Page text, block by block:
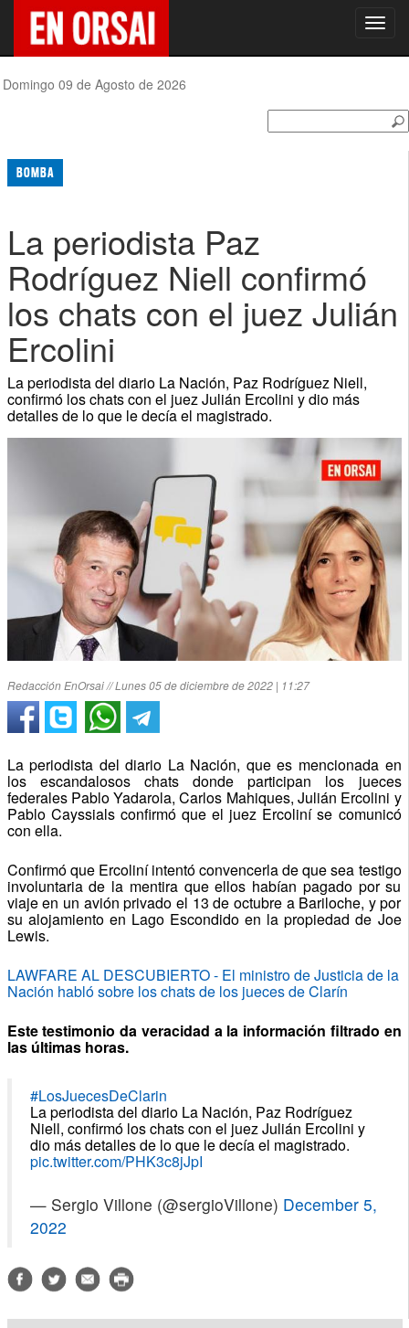
Domingo 09 de Agosto de 2026
BOMBA
La periodista Paz
Rodríguez Niell confirmó
los chats con el juez Julián
Ercolini
La periodista del diario La Nación, Paz Rodríguez Niell,
confirmó los chats con el juez Julián Ercolini y dio más
detalles de lo que le decía el magistrado.
Redacción EnOrsai // Lunes 05 de diciembre de 2022 | 11:27
La periodista del diario La Nación, que es mencionada en
los escandalosos chats donde participan los jueces
federales Pablo Yadarola, Carlos Mahiques, Julián Ercolini y
Pablo Cayssials confirmó que el juez Ercoliní se comunicó
con ella.
Confirmó que Ercoliní intentó convencerla de que sea testigo
involuntaria de la mentira que ellos habían pagado por su
viaje en un avión privado el 13 de octubre a Bariloche, y por
su alojamiento en Lago Escondido en la propiedad de Joe
Lewis.
LAWFARE AL DESCUBIERTO - El ministro de Justicia de la
Nación habló sobre los chats de los jueces de Clarín
Este testimonio da veracidad a la información filtrado en
las últimas horas.
#LosJuecesDeClarin
La periodista del diario La Nación, Paz Rodríguez
Niell, confirmó los chats con el juez Julián Ercolini y
dio más detalles de lo que le decía el magistrado.
pic.twitter.com/PHK3c8jJpI
— Sergio Villone (@sergioVillone) December 5,
2022